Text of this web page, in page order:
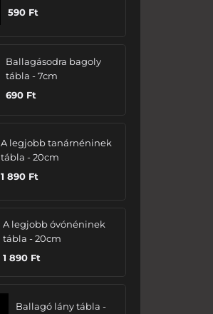
590 Ft
Ballagásodra bagoly
tábla - 7cm
690 Ft
A legjobb tanárnéninek
tábla - 20cm
1 890 Ft
A legjobb óvónéninek
tábla - 20cm
1 890 Ft
Ballagó lány tábla -